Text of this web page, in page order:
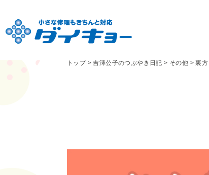
トップ>吉澤公子のつぶやき日記 > その他 >裏方